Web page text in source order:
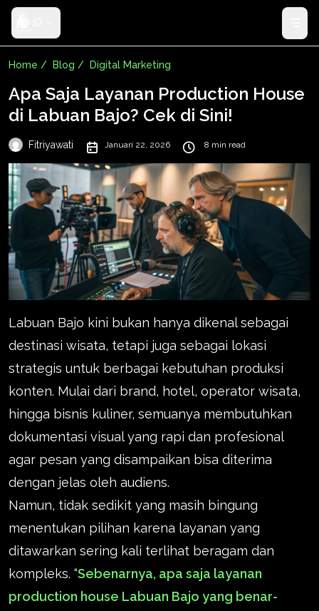
Home / Blog / Digital Marketing
Apa Saja Layanan Production House
di Labuan Bajo? Cek di Sini!
Fitriyawati Januari 22, 2026 8 min read
Labuan Bajo kini bukan hanya dikenal sebagai
destinasi wisata, tetapi juga sebagai lokasi
strategis untuk berbagai kebutuhan produksi
konten. Mulai dari brand, hotel, operator wisata,
hingga bisnis kuliner, semuanya membutuhkan
dokumentasi visual yang rapi dan profesional
agar pesan yang disampaikan bisa diterima
dengan jelas oleh audiens.
Namun, tidak sedikit yang masih bingung
menentukan pilihan karena layanan yang
ditawarkan sering kali terlihat beragam dan
kompleks. “Sebenarnya, apa saja layanan
production house Labuan Bajo yang benar-